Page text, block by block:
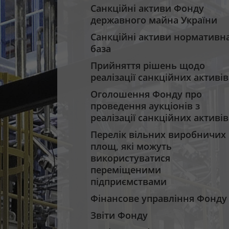
Санкційні активи Фонду
державного майна України
Санкційні активи
база
Прийняття рішень щодо
реалізації санкційних активів
Оголошення Фонду про
проведення аукціонів з
реалізації санкційних активів
Перелік вільних виробничих
площ, які можуть
використуватися
переміщеними
підприємствами
Фінансове управління Фонду
Звіти Фонду